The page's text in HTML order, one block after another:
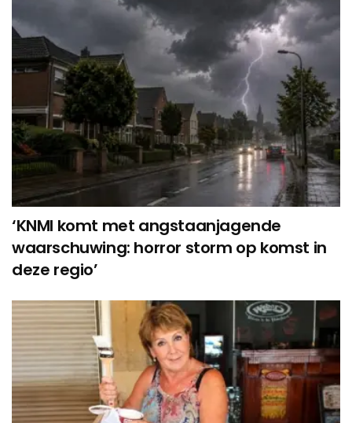
‘KNMI komt met angstaanjagende
waarschuwing: horror storm op komst in
deze regio’